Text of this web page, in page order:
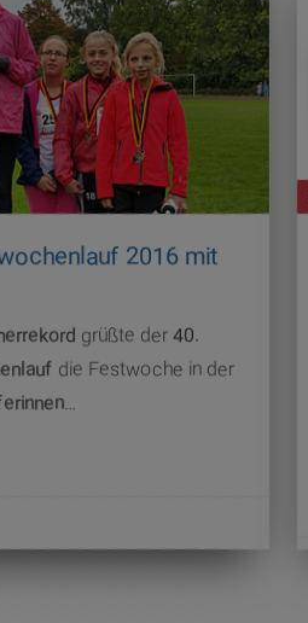
2016 mit
grüßte der 40.
die Festwoche in der
…